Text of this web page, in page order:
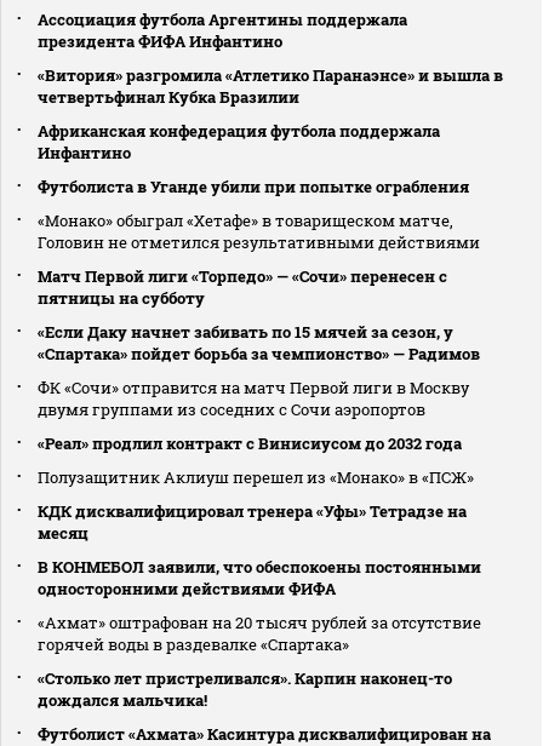
Ассоциация футбола Аргентины поддержала
президента ФИФА Инфантино
«Витория» разгромила «Атлетико Паранаэнсе» и вышла в
четвертьфинал Кубка Бразилии
Африканская конфедерация футбола поддержала
Инфантино
Футболиста в Уганде убили при попытке ограбления
«Монако» обыграл «Хетафе» в товарищеском матче,
Головин не отметился результативными действиями
Матч Первой лиги «Торпедо» — «Сочи» перенесен с
пятницы на субботу
«Если Даку начнет забивать по 15 мячей за сезон, у
«Спартака» пойдет борьба за чемпионство» — Радимов
ФК «Сочи» отправится на матч Первой лиги в Москву
двумя группами из соседних с Сочи аэропортов
«Реал» продлил контракт с Винисиусом до 2032 года
Полузащитник Аклиуш перешел из «Монако» в «ПСЖ»
КДК дисквалифицировал тренера «Уфы» Тетрадзе на
месяц
В КОНМЕБОЛ заявили, что обеспокоены постоянными
односторонними действиями ФИФА
«Ахмат» оштрафован на 20 тысяч рублей за отсутствие
горячей воды в раздевалке «Спартака»
«Столько лет пристреливался». Карпин наконец-то
дождался мальчика!
Футболист «Ахмата» Касинтура дисквалифицирован на